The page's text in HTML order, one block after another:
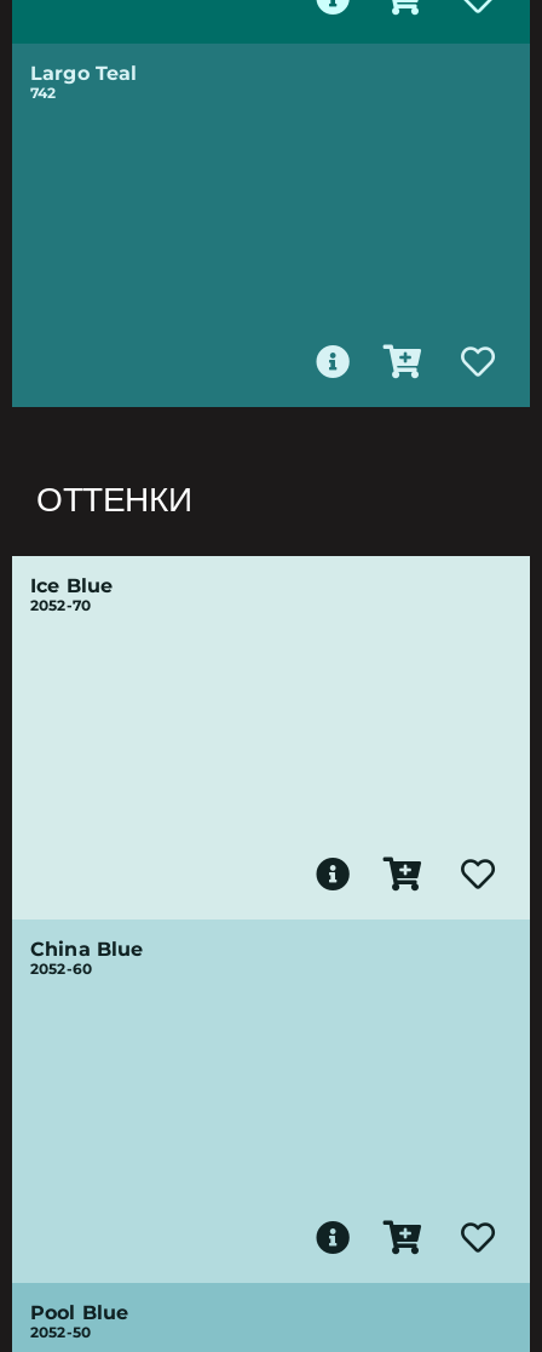
Largo Teal
742
ОТТЕНКИ
Ice Blue
2052-70
China Blue
2052-60
Pool Blue
2052-50